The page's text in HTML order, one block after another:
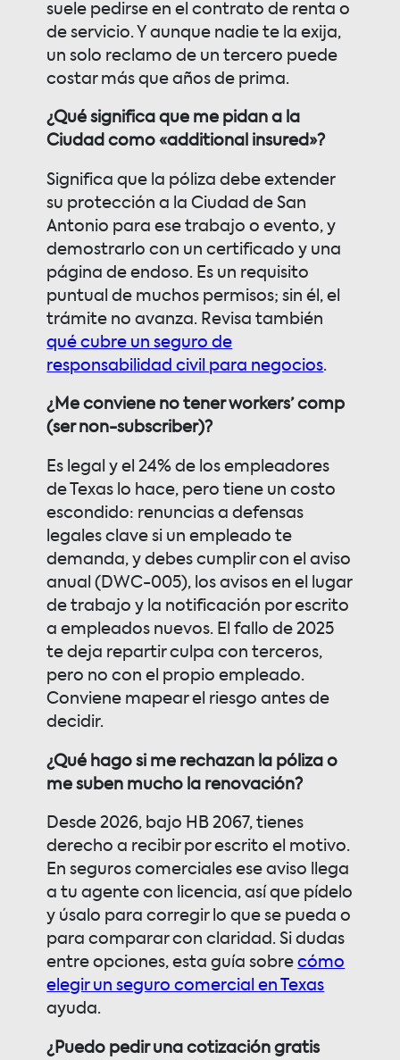
suele pedirse en el contrato de renta o
de servicio. Y aunque nadie te la exija,
un solo reclamo de un tercero puede
costar más que años de prima.
¿Qué significa que me pidan a la
Ciudad como «additional insured»?
Significa que la póliza debe extender
su protección a la Ciudad de San
Antonio para ese trabajo o evento, y
demostrarlo con un certificado y una
página de endoso. Es un requisito
puntual de muchos permisos; sin él, el
trámite no avanza. Revisa también
qué cubre un seguro de
responsabilidad civil para negocios.
¿Me conviene no tener workers’ comp
(ser non-subscriber)?
Es legal y el 24% de los empleadores
de Texas lo hace, pero tiene un costo
escondido: renuncias a defensas
legales clave si un empleado te
demanda, y debes cumplir con el aviso
anual (DWC-005), los avisos en el lugar
de trabajo y la notificación por escrito
a empleados nuevos. El fallo de 2025
te deja repartir culpa con terceros,
pero no con el propio empleado.
Conviene mapear el riesgo antes de
decidir.
¿Qué hago si me rechazan la póliza o
me suben mucho la renovación?
Desde 2026, bajo HB 2067, tienes
derecho a recibir por escrito el motivo.
En seguros comerciales ese aviso llega
a tu agente con licencia, así que pídelo
y úsalo para corregir lo que se pueda o
para comparar con claridad. Si dudas
entre opciones, esta guía sobrecómo
elegir un seguro comercial en Texas
ayuda.
¿Puedo pedir una cotización gratis